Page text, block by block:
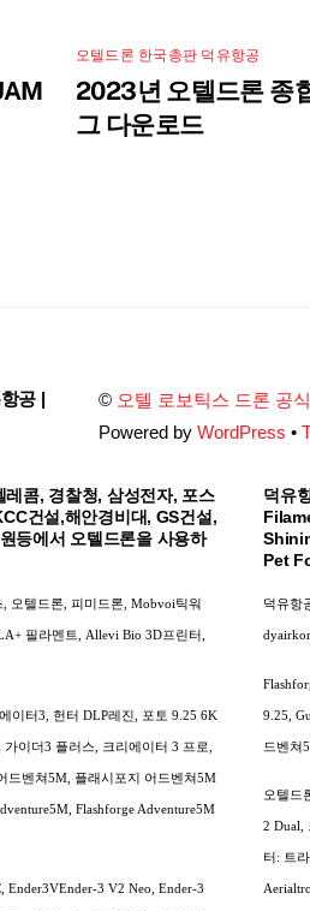
오텔드론 한국총판 덕유항공
2023년 오텔드론 종
그 다운로드
공 |
© 오텔 로보틱스 드론 공
Powered byWordPress •
콤, 경찰청, 삼성전자, 포스
건설,해안경비대, GS건설,
등에서 오텔드론을 사용하
오텔드론, 피미드론, Mobvoi틱워
필라멘트, Allevi Bio 3D프린터,
이터3, 헌터 DLP레진, 포토 9.25 6K
이더3 플러스, 크리에이터 3 프로,
드벤쳐5M, 플래시포지 어드벤쳐5M
Flashforge Adventure5M
3 V2 Neo, Ender-3
덕유
Pet
덕유항
9.25,
드벤쳐
오텔드
2 Dual,
터: 트